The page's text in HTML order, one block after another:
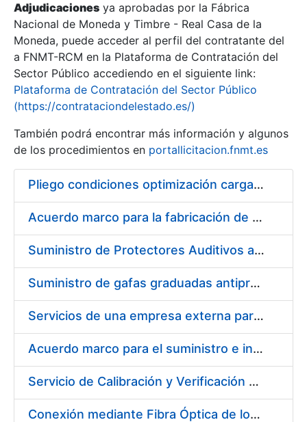
Show/Hide
Adjudicaciones ya aprobadas por la Fábrica
Nacional de Moneda y Timbre - Real Casa de la
Moneda, puede acceder al perfil del contratante del
a FNMT-RCM en la Plataforma de Contratación del
Sector Público accediendo en el siguiente link:
Plataforma de Contratación del Sector Público
(https://contrataciondelestado.es/)
También podrá encontrar más información y algunos
de los procedimientos en portallicitacion.fnmt.es
Pliego condiciones optimización cargas compras firmado
Acuerdo marco para la fabricación de piezas
Suministro de Protectores Auditivos a medida para las personas trabajadoras de los Centros de Trabajo de Madrid y Burgos
Suministro de gafas graduadas antiproyecciones para los trabajadores de la FNMT-RCM en los centros de trabajo de Madrid y Burgos
Servicios de una empresa externa para el asesoramiento y resolución de los recursos de alzada que se presentan relacionados con procesos de selección para la FNMT-RCM
Acuerdo marco para el suministro e instalación de persianas, estores y otros complementos
Servicio de Calibración y Verificación Externa de los Equipos de Medición del Servicio de Prevención de la FNMT-RCM
Conexión mediante Fibra Óptica de los Centros de Proceso de Datos (CPDs) de las sedes de la FNMT-RCM de Burgos y Madrid